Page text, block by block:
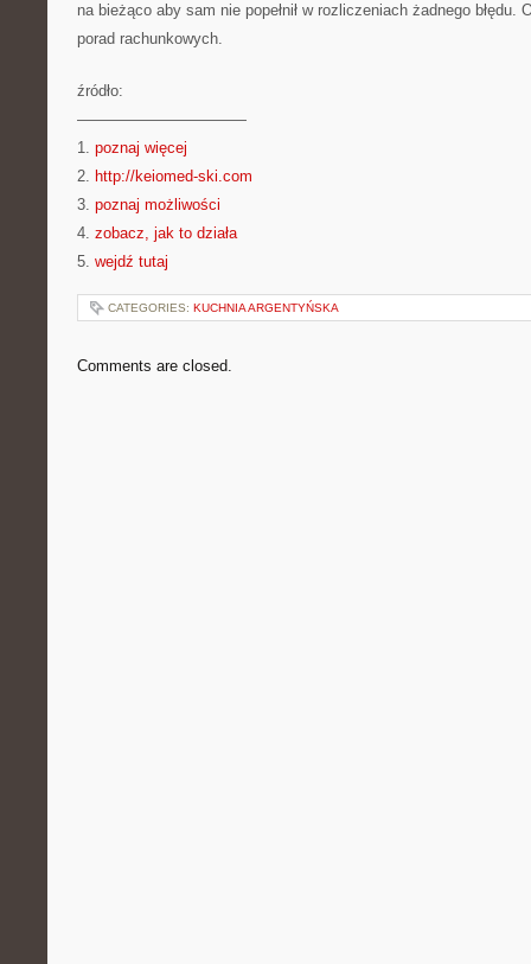
na bieżąco aby sam nie popełnił w rozliczeniach żadnego błędu.
porad rachunkowych.
źródło:
———————————
1. poznaj więcej
2. http://keiomed-ski.com
3. poznaj możliwości
4. zobacz, jak to działa
5. wejdź tutaj
CATEGORIES: KUCHNIA ARGENTYŃSKA
Comments are closed.